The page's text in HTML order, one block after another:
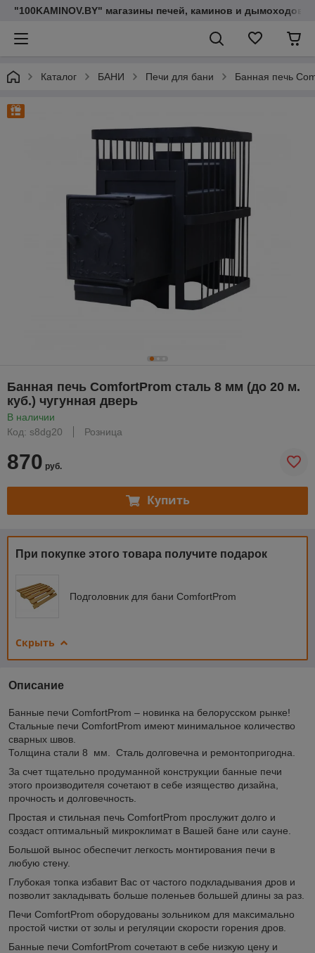
"100KAMINOV.BY" магазины печей, каминов и дымоходов
Каталог БАНИ Печи для бани Банная печь
Банная печь ComfortProm сталь 8 мм (до 20 м.
куб.) чугунная дверь
В наличии
Код: s8dg20
Розница
870 руб.
Купить
При покупке этого товара получите подарок
Подголовник для бани ComfortProm
Скрыть
Описание
Банные печи ComfortProm – новинка на белорусском рынке!
Стальные печи ComfortProm имеют минимальное количество
сварных швов.
Толщина стали 8 мм. Cталь долговечна и ремонтопригодна.
За счет тщательно продуманной конструкции банные печи
этого производителя сочетают в себе изящество дизайна,
прочность и долговечность.
Простая и стильная печь ComfortProm прослужит долго и
создаст оптимальный микроклимат в Вашей бане или сауне.
Большой вынос обеспечит легкость монтирования печи в
любую стену.
Глубокая топка избавит Вас от частого подкладывания дров и
позволит закладывать больше поленьев большей длины за раз.
Печи ComfortProm оборудованы зольником для максимально
простой чистки от золы и регуляции скорости горения дров.
Банные печи ComfortProm сочетают в себе низкую цену и